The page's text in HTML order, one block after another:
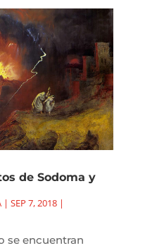
de Sodoma y
| SEP 7, 2018|
se encuentran